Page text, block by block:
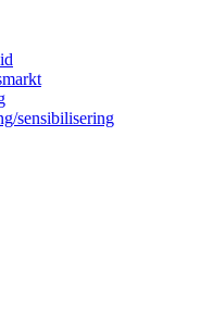
sensibilisering